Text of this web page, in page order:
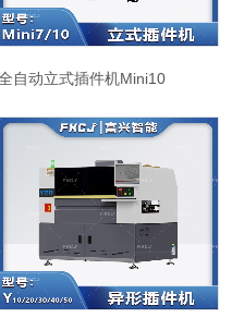
自动立式插件机Mini10